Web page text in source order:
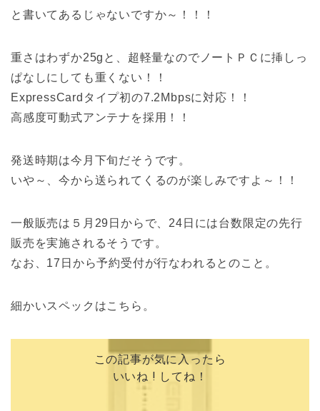
と書いてあるじゃないですか～！！！
重さはわずか25gと、超軽量なのでノートＰＣに挿しっ
ぱなしにしても重くない！！
ExpressCardタイプ初の7.2Mbpsに対応！！
高感度可動式アンテナを採用！！
発送時期は今月下旬だそうです。
いや～、今から送られてくるのが楽しみですよ～！！
一般販売は５月29日からで、24日には台数限定の先行
販売を実施されるそうです。
なお、17日から予約受付が行なわれるとのこと。
細かいスペックはこちら。
この記事が気に入ったら
いいね ! してね！